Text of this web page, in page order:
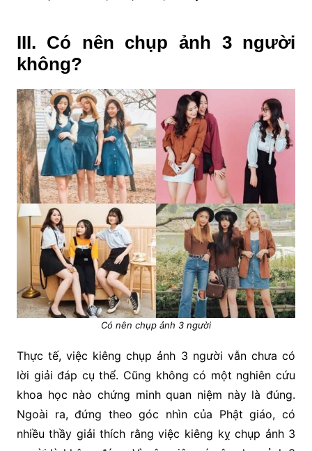
III. Có nên chụp ảnh 3 người
không?
Có nên chụp ảnh 3 người
Thực tế, việc kiêng chụp ảnh 3 người vẫn chưa có
lời giải đáp cụ thể. Cũng không có một nghiên cứu
khoa học nào chứng minh quan niệm này là đúng.
Ngoài ra, đứng theo góc nhìn của Phật giáo, có
nhiều thầy giải thích rằng việc kiêng kỵ chụp ảnh 3